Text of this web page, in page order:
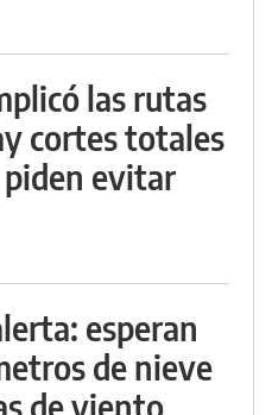
las rutas
cortes totales
evitar
esperan
de nieve
de viento